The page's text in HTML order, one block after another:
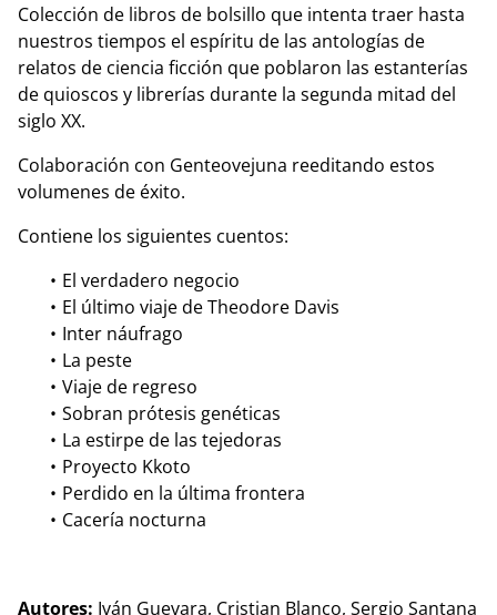
Colección de libros de bolsillo que intenta traer hasta
nuestros tiempos el espíritu de las antologías de
relatos de ciencia ficción que poblaron las estanterías
de quioscos y librerías durante la segunda mitad del
siglo XX.
Colaboración con Genteovejuna reeditando estos
volumenes de éxito.
Contiene los siguientes cuentos:
El verdadero negocio
El último viaje de Theodore Davis
Inter náufrago
La peste
Viaje de regreso
Sobran prótesis genéticas
La estirpe de las tejedoras
Proyecto Kkoto
Perdido en la última frontera
Cacería nocturna
Autores: Iván Guevara, Cristian Blanco, Sergio Santana